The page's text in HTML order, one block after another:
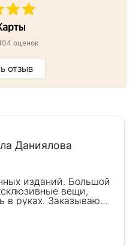
оценок
отзыв
Даниялова
изданий. Большой
вещи,
в руках. Заказываю
бизнес-партнеров,
общения с
самих книг.